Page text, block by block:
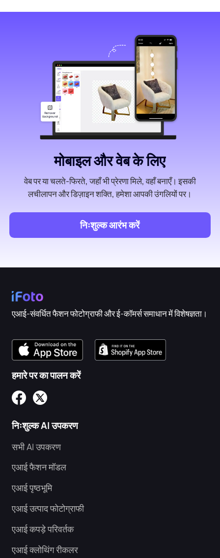
मोबाइल और वेब के लिए
वेब पर या चलते-फिरते, जहाँ भी प्रेरणा मिले, वहाँ बनाएँ। इसकी
लचीलापन और डिज़ाइन शक्ति, हमेशा आपकी उंगलियों पर।
निःशुल्क आरंभ करें
एआई-संवर्धित फैशन फोटोग्राफी और ई-कॉमर्स समाधान में विशेषज्ञता।
हमारे पर का पालन करें
निःशुल्क AI उपकरण
सभी AI उपकरण
एआई फैशन मॉडल
एआई पृष्ठभूमि
एआई उत्पाद फोटोग्राफी
एआई कपड़े परिवर्तक
एआई क्लोथिंग रीकलर